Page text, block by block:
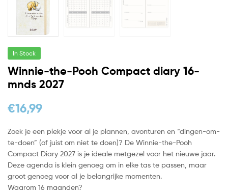
In Stock
Winnie-the-Pooh Compact diary 16-
mnds 2027
€16,99
Zoek je een plekje voor al je plannen, avonturen en “dingen-om-
te-doen” (of juist om niet te doen)? De Winnie-the-Pooh
Compact Diary 2027 is je ideale metgezel voor het nieuwe jaar.
Deze agenda is klein genoeg om in elke tas te passen, maar
groot genoeg voor al je belangrijke momenten.
Waarom 16 maanden?